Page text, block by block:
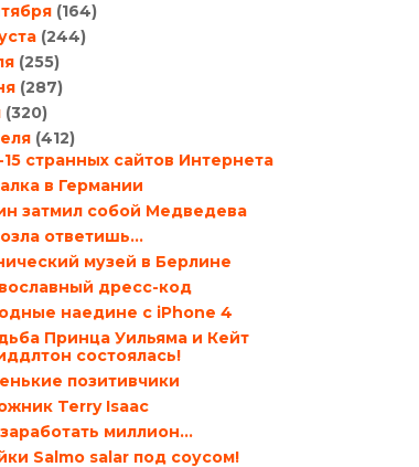
(164)
(244)
(255)
(287)
(320)
(412)
странных сайтов Интернета
в Германии
затмил собой Медведева
ответишь…
музей в Берлине
дресс-код
наедине с iPhone 4
Принца Уильяма и Кейт
состоялась!
позитивчики
Terry Isaac
миллион…
Salmo salar под соусом!